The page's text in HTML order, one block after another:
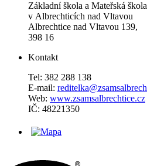
Základní škola a Mateřská škola
v Albrechticích nad Vltavou
Albrechtice nad Vltavou 139,
398 16
Kontakt
Tel: 382 288 138
E-mail:
Web: www.zsamsalbrechtice.cz
IČ: 48221350